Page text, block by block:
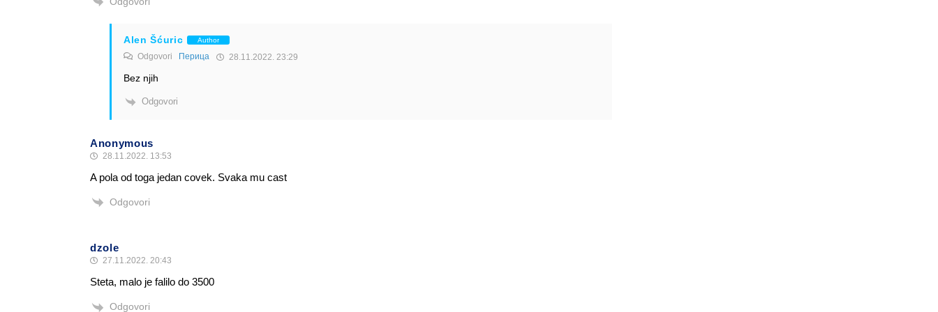
Alen Šćuric Author
Odgovori Перица 28.11.2022. 23:29
Bez njih
Odgovori
Anonymous
28.11.2022. 13:53
A pola od toga jedan covek. Svaka mu cast
Odgovori
dzole
27.11.2022. 20:43
Steta, malo je falilo do 3500
Odgovori